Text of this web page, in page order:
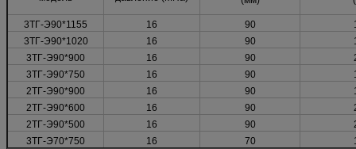
3ТГ-Э90*1155 16 90
3ТГ-Э90*1020
16 90
3ТГ-Э90*900
16 90
3ТГ-Э90*750
16 90
2ТГ-Э90*900
16 90
2ТГ-Э90*600
16 90
2ТГ-Э90*500
16 90
3ТГ-Э70*750
16 70